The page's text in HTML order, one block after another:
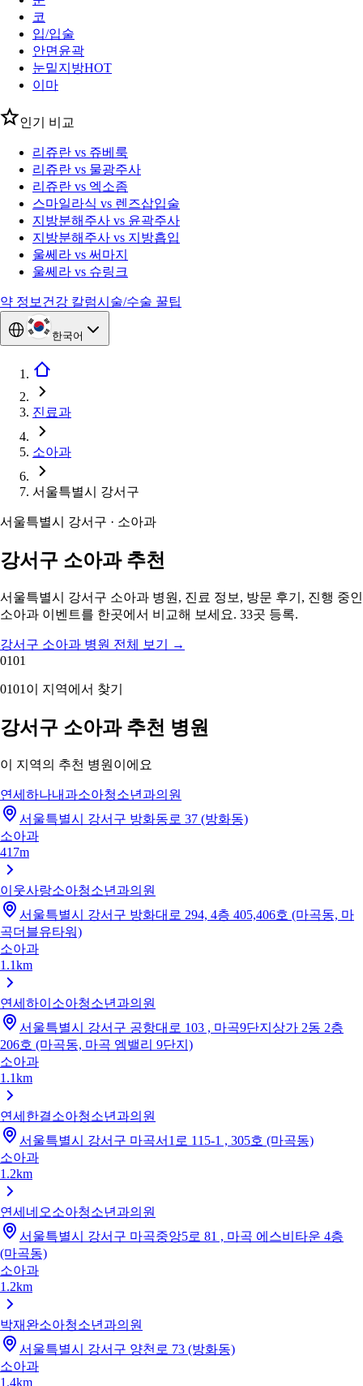
코
입/입술
안면윤곽
눈밑지방HOT
이마
인기 비교
리쥬란 vs 쥬베룩
리쥬란 vs 물광주사
리쥬란 vs 엑소좀
스마일라식 vs 렌즈삽입술
지방분해주사 vs 윤곽주사
지방분해주사 vs 지방흡입
울쎄라 vs 써마지
울쎄라 vs 슈링크
약 정보 건강 칼럼시술/수술 꿀팁
한국어
진료과
소아과
서울특별시 강서구
서울특별시 강서구 · 소아과
강서구 소아과 추천
서울특별시 강서구 소아과 병원, 진료 정보, 방문 후기, 진행 중인
소아과 이벤트를 한곳에서 비교해 보세요. 33곳 등록.
강서구 소아과 병원 전체 보기
→
0101
0101 이 지역에서 찾기
강서구 소아과 추천 병원
이 지역의 추천 병원이에요
연세하나내과소아청소년과의원
서울특별시 강서구 방화동로 37 (방화동)
소아과
417m
이웃사랑소아청소년과의원
서울특별시 강서구 방화대로 294, 4층 405,406호 (마곡동, 마
곡더블유타워)
소아과
1.1km
연세하이소아청소년과의원
서울특별시 강서구 공항대로 103 , 마곡9단지상가 2동 2층
206호 (마곡동, 마곡 엠밸리 9단지)
소아과
1.1km
연세한결소아청소년과의원
서울특별시 강서구 마곡서1로 115-1 , 305호 (마곡동)
소아과
1.2km
연세네오소아청소년과의원
서울특별시 강서구 마곡중앙5로 81 , 마곡 에스비타운 4층
(마곡동)
소아과
1.2km
박재완소아청소년과의원
서울특별시 강서구 양천로 73 (방화동)
소아과
1.4km